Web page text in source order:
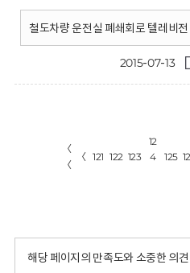
철도차량 운전실 폐쇄회로 텔레비
2015-07-13
〈
〈
〈 121 122 123
12
4
125
해당 페이지의 만족도와 소중한 의